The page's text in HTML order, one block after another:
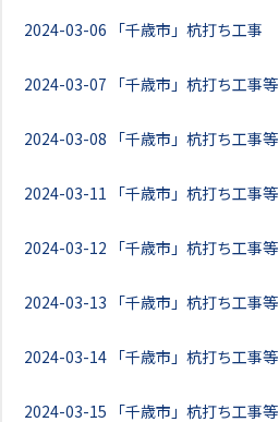
2024-03-06 「千歳市」杭打ち工事
2024-03-07 「千歳市」杭打ち工事等
2024-03-08 「千歳市」杭打ち工事等
2024-03-11 「千歳市」杭打ち工事等
2024-03-12 「千歳市」杭打ち工事等
2024-03-13 「千歳市」杭打ち工事等
2024-03-14 「千歳市」杭打ち工事等
2024-03-15 「千歳市」杭打ち工事等